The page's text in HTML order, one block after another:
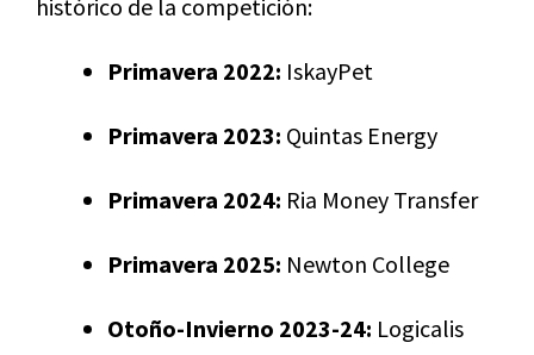
histórico de la competición:
Primavera 2022: IskayPet
Primavera 2023: Quintas Energy
Primavera 2024: Ria Money Transfer
Primavera 2025: Newton College
Otoño-Invierno 2023-24: Logicalis